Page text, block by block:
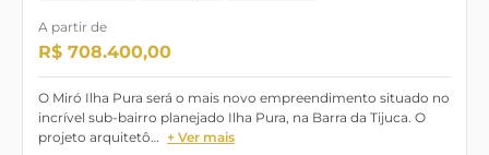
A partir de
R$ 708.400,00
O Miró Ilha Pura será o mais novo empreendimento situado no
incrível sub-bairro planejado Ilha Pura, na Barra da Tijuca. O
projeto arquitetô… + Ver mais